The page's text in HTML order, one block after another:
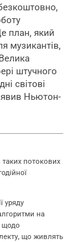
план, який
музикантів,
штучного
світові
Ньютон-
потокових
уряду
на
щодо
що живлять